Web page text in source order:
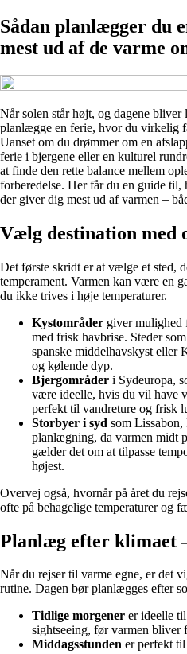
Sådan planlægger du
mest ud af de varme
Når solen står højt, og dagene bliver
planlægge en ferie, hvor du virkelig
Uanset om du drømmer om en
ferie i bjergene eller en kulturel
at finde den rette balance mellem
forberedelse. Her får du en guide
der giver dig mest ud af varmen –
Vælg destination med
Det første skridt er at vælge et sted,
temperament. Varmen kan være en
du ikke trives i høje temperaturer.
Kystområder giver mulighed
med frisk havbrise. Steder
spanske middelhavskyst eller
og kølende dyp.
Bjergområder i Sydeuropa,
være ideelle, hvis du vil have
perfekt til vandreture og frisk
Storbyer i syd som
planlægning, da varmen midt
gælder det om at tilpasse
højest.
Overvej også, hvornår på året du
ofte på behagelige temperaturer og
Planlæg efter klimaet
Når du rejser til varme egne, er det
rutine. Dagen bør planlægges efter
Tidlige morgener er ideelle
sightseeing, før varmen bliver
Middagsstunden er perfekt